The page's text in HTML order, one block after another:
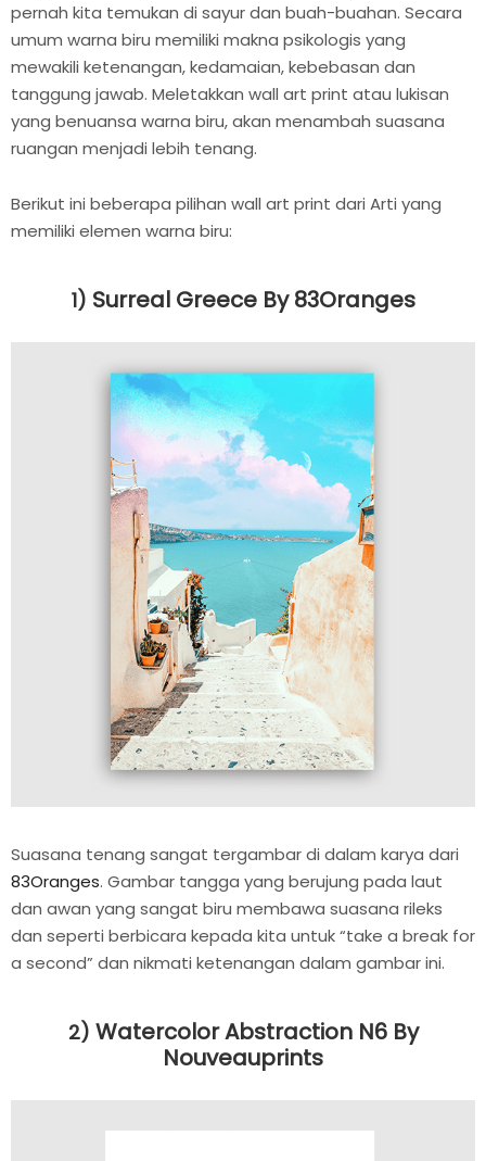
pernah kita temukan di sayur dan buah-buahan. Secara
umum warna biru memiliki makna psikologis yang
mewakili ketenangan, kedamaian, kebebasan dan
tanggung jawab. Meletakkan wall art print atau lukisan
yang benuansa warna biru, akan menambah suasana
ruangan menjadi lebih tenang.
Berikut ini beberapa pilihan wall art print dari Arti yang
memiliki elemen warna biru:
1) Surreal Greece By 83Oranges
Suasana tenang sangat tergambar di dalam karya dari
83Oranges. Gambar tangga yang berujung pada laut
dan awan yang sangat biru membawa suasana rileks
dan seperti berbicara kepada kita untuk “take a break for
a second” dan nikmati ketenangan dalam gambar ini.
2) Watercolor Abstraction N6 By
Nouveauprints